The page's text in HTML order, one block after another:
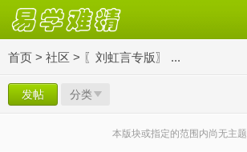
首页 > 社区 > 〖刘虹言专版〗 ...
发帖 分类
本版块或指定的范围内尚无主题